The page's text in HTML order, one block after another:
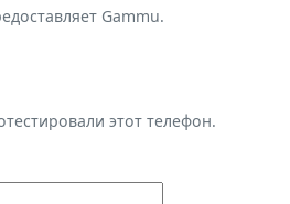
Gammu.
этот телефон.